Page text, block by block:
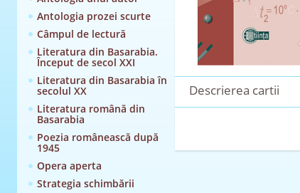
Antologia prozei scurte
Câmpul de lectură
Literatura din Basarabia.
Început de secol XXI
Literatura din Basarabia în
secolul XX
Literatura română din
Basarabia
Poezia românească după
1945
Opera aperta
Strategia schimbării
Descrierea cartii